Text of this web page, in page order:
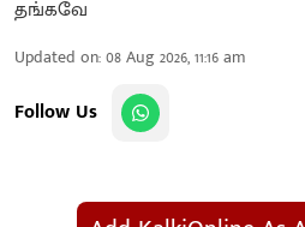
Updated on:08 Aug 2026, 11:16 am
Follow Us